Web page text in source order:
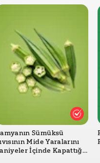
Sümüksü
Mide Yaralarını
İçinde Kapattığı